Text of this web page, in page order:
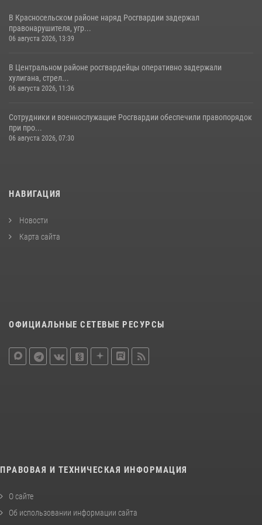
В Красносельском районе наряд Росгвардии задержал
правонарушителя, угр...
06 августа 2026, 13:39
В Центральном районе росгвардейцы оперативно задержали
хулигана, стрел...
06 августа 2026, 11:36
Сотрудники и военнослужащие Росгвардии обеспечили правопорядок
при про...
06 августа 2026, 07:30
НАВИГАЦИЯ
Новости
Карта сайта
ОФИЦИАЛЬНЫЕ СЕТЕВЫЕ РЕСУРСЫ
ПРАВОВАЯ И ТЕХНИЧЕСКАЯ ИНФОРМАЦИЯ
О сайте
Об использовании информации сайта